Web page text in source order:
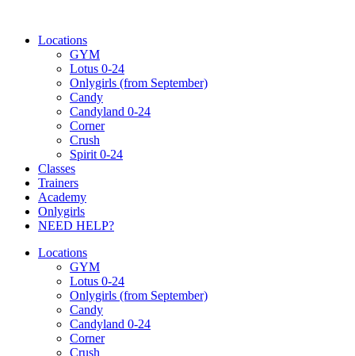
tartalomhozLocations
GYM
Lotus 0-24
Onlygirls (from September)
Candy
Candyland 0-24
Corner
Crush
Spirit 0-24
Classes
Trainers
Academy
Onlygirls
NEED HELP?
Locations
GYM
Lotus 0-24
Onlygirls (from September)
Candy
Candyland 0-24
Corner
Crush